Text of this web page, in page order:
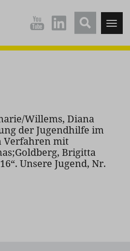
Willems, Diana
der Jugendhilfe im
Verfahren mit
Brigitta
Unsere Jugend, Nr.